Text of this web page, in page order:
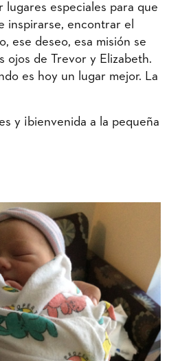
especiales para que
inspirarse, encontrar el
ese deseo, esa misión se
ojos de Trevor y Elizabeth.
es hoy un lugar mejor. La
y ¡bienvenida a la pequeña